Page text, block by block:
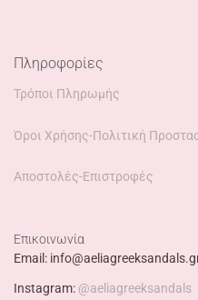
Πληροφορίες
Τρόποι Πληρωμής
Όροι Χρήσης-Πολιτική
Αποστολές-Επιστροφές
Επικοινωνία
Email:
Instagram: @aeliagreeksandals